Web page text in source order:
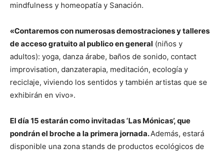
mindfulness y homeopatía y Sanación.
«Contaremos con numerosas demostraciones y talleres
de acceso gratuito al publico en general (niños y
adultos): yoga, danza árabe, baños de sonido, contact
improvisation, danzaterapia, meditación, ecología y
reciclaje, viviendo los sentidos y también artistas que se
exhibirán en vivo».
El día 15 estarán como invitadas ‘Las Mónicas’, que
pondrán el broche a la primera jornada.Además, estará
disponible una zona stands de productos ecológicos de